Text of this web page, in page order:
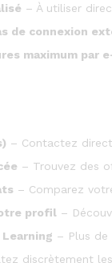
– À utiliser
de connexion
maximum par
– Contactez
– Trouvez des
– Comparez
profil –
– Plus
discrètement